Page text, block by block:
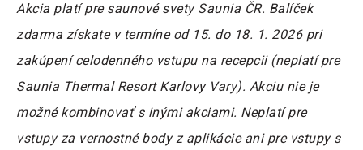
Akcia platí pre saunové svety Saunia ČR. Balíček
zdarma získate v termíne od 15. do 18. 1. 2026 pri
zakúpení celodenného vstupu na recepcii (neplatí pre
Saunia Thermal Resort Karlovy Vary). Akciu nie je
možné kombinovať s inými akciami. Neplatí pre
vstupy za vernostné body z aplikácie ani pre vstupy s